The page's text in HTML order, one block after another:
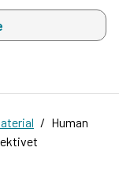
kommer att visas
Human